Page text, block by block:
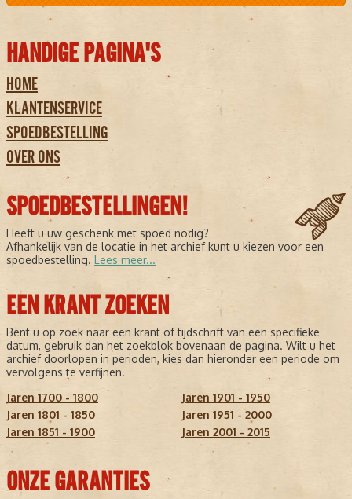
HANDIGE PAGINA'S
HOME
KLANTENSERVICE
SPOEDBESTELLING
OVER ONS
SPOEDBESTELLINGEN!
Heeft u uw geschenk met spoed nodig?
Afhankelijk van de locatie in het archief kunt u kiezen voor een
spoedbestelling. Lees meer...
EEN KRANT ZOEKEN
Bent u op zoek naar een krant of tijdschrift van een specifieke
datum, gebruik dan het zoekblok bovenaan de pagina. Wilt u het
archief doorlopen in perioden, kies dan hieronder een periode om
vervolgens te verfijnen.
Jaren 1700 - 1800
Jaren 1801 - 1850
Jaren 1851 - 1900
Jaren 1901 - 1950
Jaren 1951 - 2000
Jaren 2001 - 2015
ONZE GARANTIES